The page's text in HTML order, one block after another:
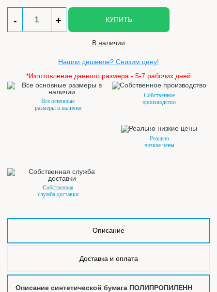
- + КУПИТЬ
В наличии
Нашли дешевле? Снизим цену!
*Изготовление данного размера - 5-7 рабочих дней
Все основные
размеры в наличии
Собственное
производство
Реально
низкие цены
Собственная
служба доставки
Описание
Доставка и оплата
Описание синтетической бумага ПОЛИПРОПИЛЕНН